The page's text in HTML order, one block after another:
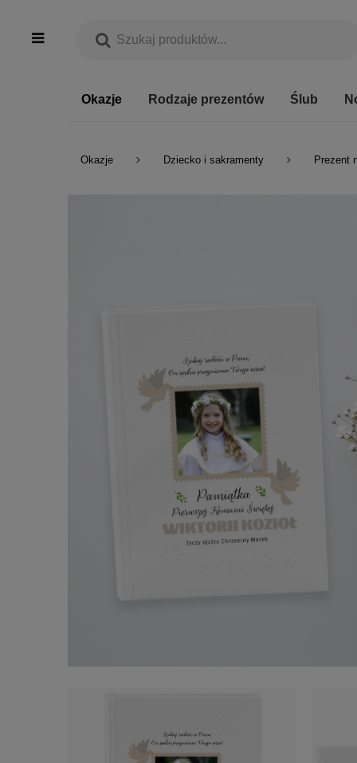
Okazje Rodzaje prezentów Ślub
Okazje Dziecko i sakramenty Prezent